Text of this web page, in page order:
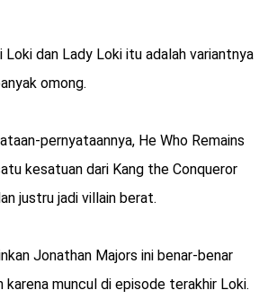
Loki dan Lady Loki itu adalah variantnya
omong.
pernyataannya, He Who Remains
kesatuan dari Kang the Conqueror
justru jadi villain berat.
Jonathan Majors ini benar-benar
karena muncul di episode terakhir Loki.